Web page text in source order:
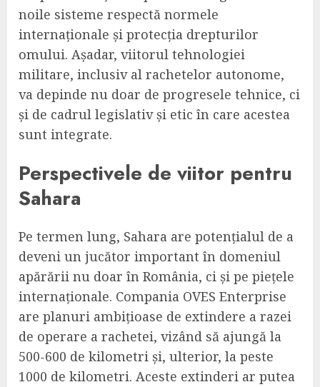
noile sisteme respectă normele
internaționale și protecția drepturilor
omului. Așadar, viitorul tehnologiei
militare, inclusiv al rachetelor autonome,
va depinde nu doar de progresele tehnice, ci
și de cadrul legislativ și etic în care acestea
sunt integrate.
Perspectivele de viitor pentru
Sahara
Pe termen lung, Sahara are potențialul de a
deveni un jucător important în domeniul
apărării nu doar în România, ci și pe piețele
internaționale. Compania OVES Enterprise
are planuri ambițioase de extindere a razei
de operare a rachetei, vizând să ajungă la
500-600 de kilometri și, ulterior, la peste
1000 de kilometri. Aceste extinderi ar putea